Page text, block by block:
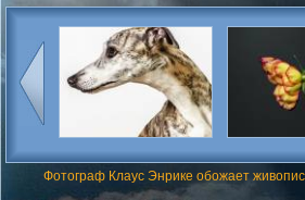
Фотограф Клаус Энрике обожает